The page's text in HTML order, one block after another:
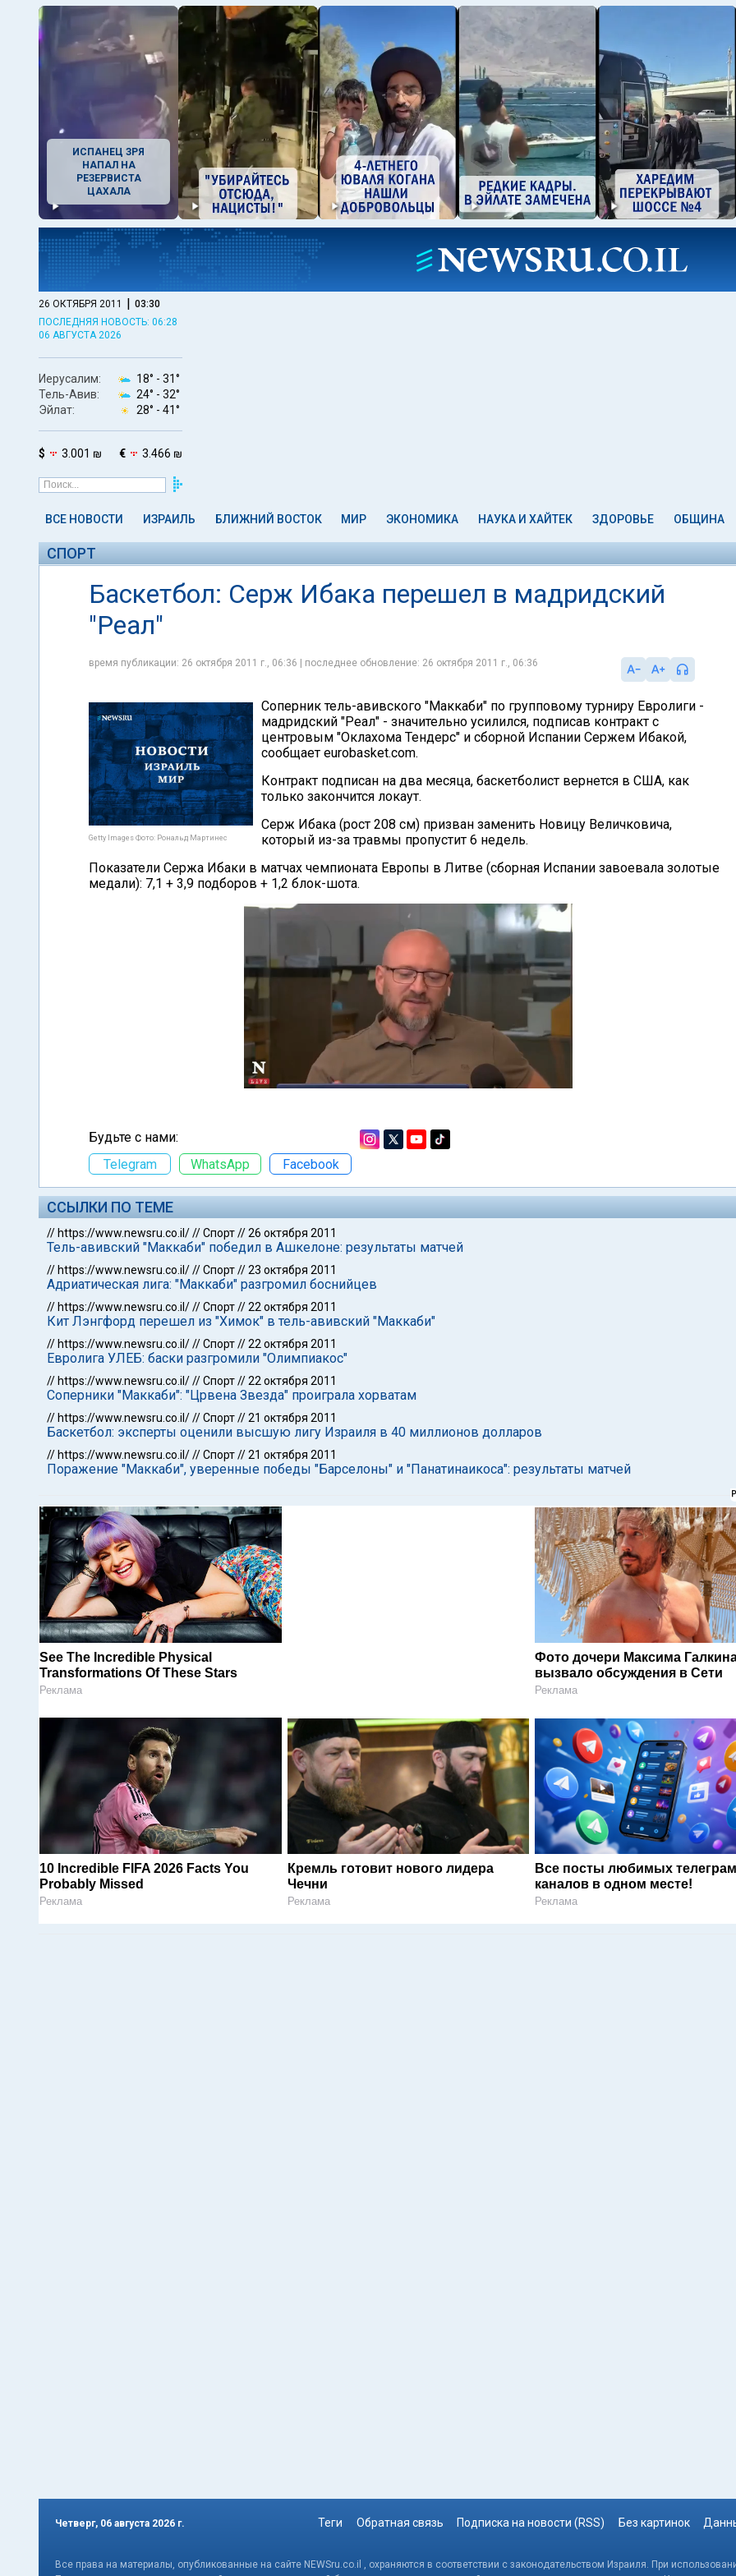
ИСПАНЕЦ ЗРЯ
НАПАЛ НА
РЕЗЕРВИСТА
ЦАХАЛА
26 ОКТЯБРЯ 2011 | 03:30
ПОСЛЕДНЯЯ НОВОСТЬ: 06:28
06 АВГУСТА 2026
Иерусалим: 18° - 31°
Тель-Авив:
24° - 32°
Эйлат:
28° - 41°
$ 3.001 ₪ € 3.466 ₪
ВСЕ НОВОСТИ ИЗРАИЛЬ БЛИЖНИЙ ВОСТОК МИР ЭКОНОМИКА НАУКА И ХАЙТЕК ЗДОРОВЬЕ ОБЩИНА
СПОРТ
Баскетбол: Серж Ибака перешел в мадридский
"Реал"
время публикации: 26 октября 2011 г., 06:36 | последнее обновление: 26 октября 2011 г., 06:36
Getty Images Фото: Рональд Мартинес
Соперник тель-авивского "Маккаби" по групповому турниру Евролиги -
мадридский "Реал" - значительно усилился, подписав контракт с
центровым "Оклахома Тендерс" и сборной Испании Сержем Ибакой,
сообщает eurobasket.com.
Контракт подписан на два месяца, баскетболист вернется в США, как
только закончится локаут.
Серж Ибака (рост 208 см) призван заменить Новицу Величковича,
который из-за травмы пропустит 6 недель.
Показатели Сержа Ибаки в матчах чемпионата Европы в Литве (сборная Испании завоевала золотые
медали): 7,1 + 3,9 подборов + 1,2 блок-шота.
Будьте с нами:
Telegram
WhatsApp Facebook
ССЫЛКИ ПО ТЕМЕ
// https://www.newsru.co.il///Спорт//26 октября 2011
Тель-авивский "Маккаби" победил в Ашкелоне: результаты матчей
// https://www.newsru.co.il///Спорт//23 октября 2011
Адриатическая лига: "Маккаби" разгромил боснийцев
// https://www.newsru.co.il///Спорт//22 октября 2011
Кит Лэнгфорд перешел из "Химок" в тель-авивский "Маккаби"
// https://www.newsru.co.il///Спорт//22 октября 2011
Евролига УЛЕБ: баски разгромили "Олимпиакос"
// https://www.newsru.co.il///Спорт//22 октября 2011
Соперники "Маккаби": "Црвена Звезда" проиграла хорватам
// https://www.newsru.co.il///Спорт//21 октября 2011
Баскетбол: эксперты оценили высшую лигу Израиля в 40 миллионов долларов
// https://www.newsru.co.il///Спорт//21 октября 2011
Поражение "Маккаби", уверенные победы "Барселоны" и "Панатинаикоса": результаты матчей
See The Incredible Physical
Transformations Of These Stars
Реклама
Фото дочери Максима
вызвало обсуждения в Сети
Реклама
10 Incredible FIFA 2026 Facts You
Probably Missed
Реклама
Кремль готовит нового лидера
Чечни
Реклама
Все посты любимых
каналов в одном месте!
Реклама
Четверг, 06 августа 2026 г. Теги Обратная связь Подписка на новости (RSS) Без картинок
Все права на материалы, опубликованные на сайте NEWSru.co.il , охраняются в соответствии с законодательством Израиля. При